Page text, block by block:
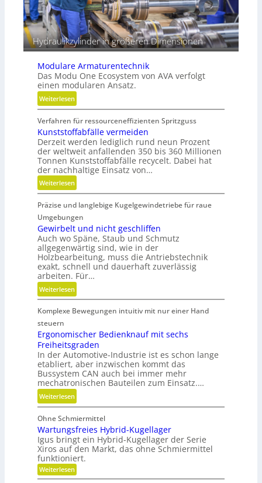
Hydraulikzylinder in größeren Dimensionen
Modulare Armaturentechnik
Das Modu One Ecosystem von AVA verfolgt
einen modularen Ansatz.
Weiterlesen:
M
o
d
u
l
a
r
e
r
m
a
t
u
r
e
t
e
h
n
i
k
Verfahren für ressourceneffizienten Spritzguss
Kunststoffabfälle vermeiden
Derzeit werden lediglich rund neun Prozent
der weltweit anfallenden 350 bis 360 Millionen
Tonnen Kunststoffabfälle recycelt. Dabei hat
der nachhaltige Einsatz von…
Weiterlesen:
K
u
n
s
t
s
t
o
f
f
b
ä
l
l
e
v
r
m
e
i
d
e
n
Präzise und langlebige Kugelgewindetriebe für raue
Umgebungen
Gewirbelt und nicht geschliffen
Auch wo Späne, Staub und Schmutz
allgegenwärtig sind, wie in der
Holzbearbeitung, muss die Antriebstechnik
exakt, schnell und dauerhaft zuverlässig
arbeiten. Für…
Weiterlesen:
G
e
i
r
b
e
l
t
u
n
d
n
i
c
h
t
Komplexe Bewegungen intuitiv mit nur einer Hand
steuern
Ergonomischer Bedienknauf mit sechs
Freiheitsgraden
In der Automotive-Industrie ist es schon lange
etabliert, aber inzwischen kommt das
Bussystem CAN auch bei immer mehr
mechatronischen Bauteilen zum Einsatz.…
Weiterlesen:
E
r
g
o
n
o
m
Ohne Schmiermittel
Wartungsfreies Hybrid-Kugellager
Igus bringt ein Hybrid-Kugellager der Serie
Xiros auf den Markt, das ohne Schmiermittel
funktioniert.
Weiterlesen:
W